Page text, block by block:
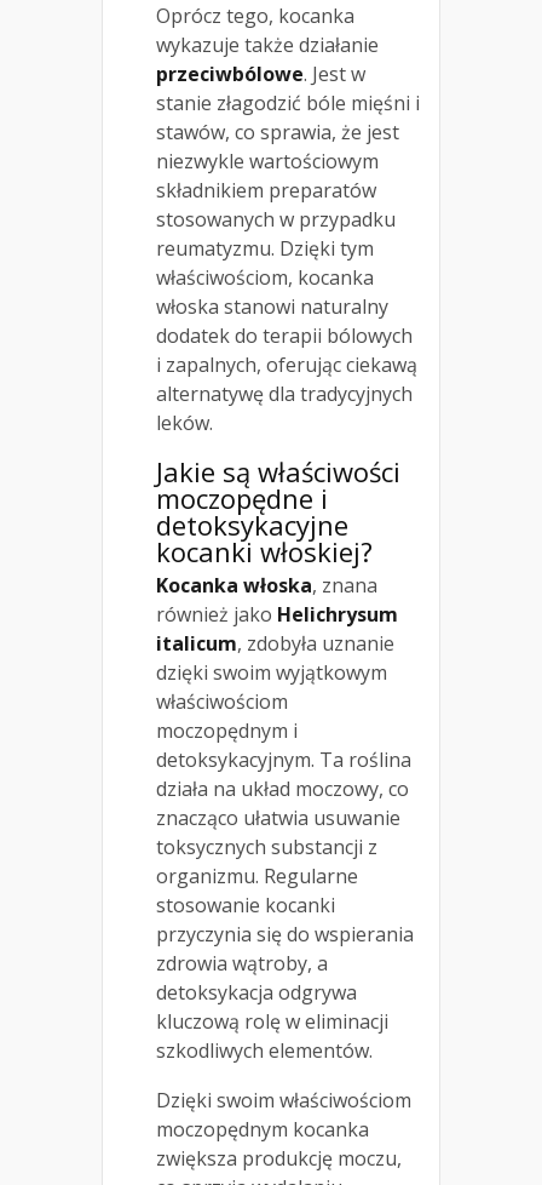
Oprócz tego, kocanka
wykazuje także działanie
przeciwbólowe. Jest w
stanie złagodzić bóle mięśni i
stawów, co sprawia, że jest
niezwykle wartościowym
składnikiem preparatów
stosowanych w przypadku
reumatyzmu. Dzięki tym
właściwościom, kocanka
włoska stanowi naturalny
dodatek do terapii bólowych
i zapalnych, oferując ciekawą
alternatywę dla tradycyjnych
leków.
Jakie są właściwości
moczopędne i
detoksykacyjne
kocanki włoskiej?
Kocanka włoska, znana
również jako Helichrysum
italicum, zdobyła uznanie
dzięki swoim wyjątkowym
właściwościom
moczopędnym i
detoksykacyjnym. Ta roślina
działa na układ moczowy, co
znacząco ułatwia usuwanie
toksycznych substancji z
organizmu. Regularne
stosowanie kocanki
przyczynia się do wspierania
zdrowia wątroby, a
detoksykacja odgrywa
kluczową rolę w eliminacji
szkodliwych elementów.
Dzięki swoim właściwościom
moczopędnym kocanka
zwiększa produkcję moczu,